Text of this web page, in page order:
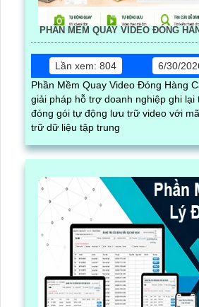
PHẦN MỀM QUAY VIDEO ĐÓNG
Lần xem: 804
6/30/
Phần Mềm Quay Video Đóng Hàng
giải pháp hỗ trợ doanh nghiệp ghi lại
đóng gói tự động lưu trữ video với
trữ dữ liệu tập trung